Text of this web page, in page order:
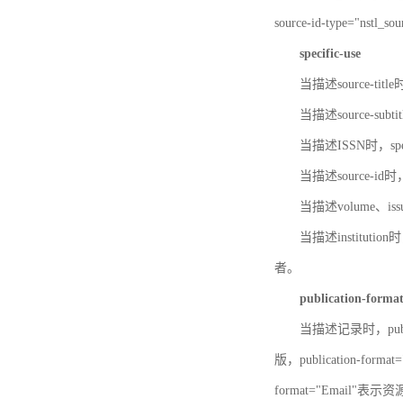
source-id-
specific-use
当描述source-title
当描述source-
当描述ISSN时，
当描述source-id
当描述volume、
当描述institution
者。
publication-format
当描述记录时，
版，publication-
format="Email"表示资